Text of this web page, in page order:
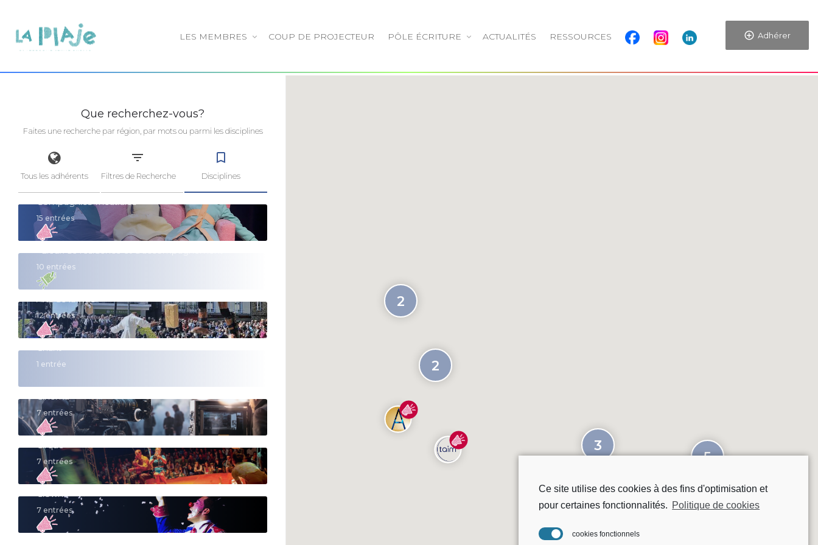
Ce site utilise des cookies à des fins d'optimisation et
pour certaines fonctionnalités. Politique de cookies
cookies fonctionnels
Adhérer
LES MEMBRES COUP DE PROJECTEUR PÔLE ÉCRITURE ACTUALITÉS RESSOURCES
Que recherchez-vous?
Faites une recherche par région, par mots ou parmi les disciplines
Tous les adhérents Filtres de Recherche
bookmark_border
Disciplines
Compagnies Théâtrales
15 entrées
• Lieux de résidence et d'accompagnement
10 entrées
Arts de la Rue
12 entrées
Chant
1 entrée
Cinéma
7 entrées
Cirque
7 entrées
Clown
7 entrées
2
5
3
2